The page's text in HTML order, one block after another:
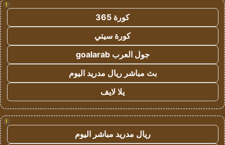
!
كورة 365
كورة سيتي
جول العرب goalarab
بث مباشر ريال مدريد اليوم
يلا لايف
!
ريال مدريد مباشر اليوم